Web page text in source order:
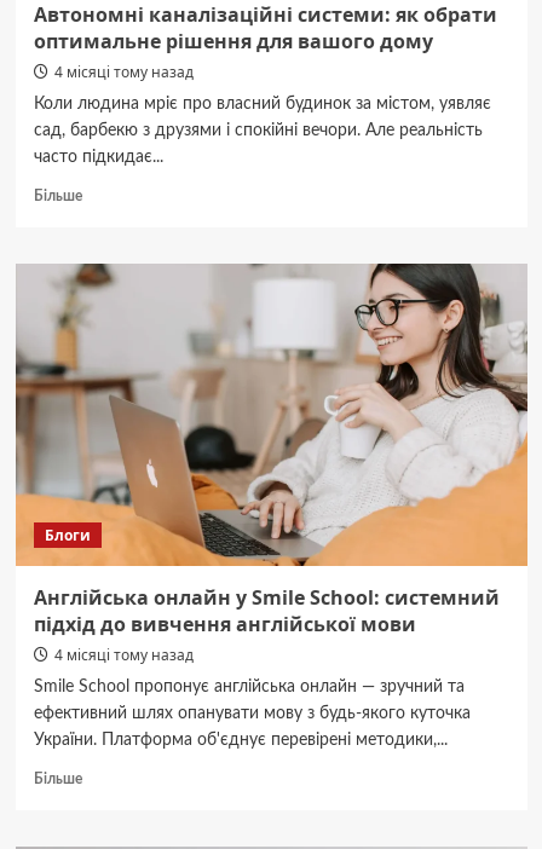
Автономні каналізаційні системи: як обрати
оптимальне рішення для вашого дому
4 місяці тому назад
Коли людина мріє про власний будинок за містом, уявляє
сад, барбекю з друзями і спокійні вечори. Але реальність
часто підкидає...
БільшеДокладніше
каналізаційні
системи:
як
обрати
рішення
для
вашого
Блоги
Англійська онлайн у Smile School: системний
підхід до вивчення англійської мови
4 місяці тому назад
Smile School пропонує англійська онлайн — зручний та
ефективний шлях опанувати мову з будь-якого куточка
України. Платформа об'єднує перевірені методики,...
БільшеДокладніше
онлайн